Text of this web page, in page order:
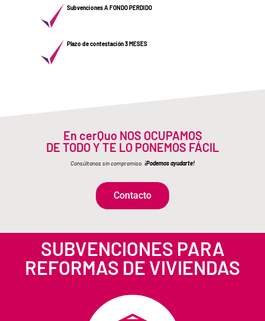
Subvenciones A FONDO PERDIDO
Plazo de contestación 3 MESES
En cerQuo NOS OCUPAMOS
DE TODO Y TE LO PONEMOS FÁCIL
Consúltanos sin compromiso. ¡Podemos ayudarte!
Contacto
SUBVENCIONES PARA
REFORMAS DE VIVIENDAS